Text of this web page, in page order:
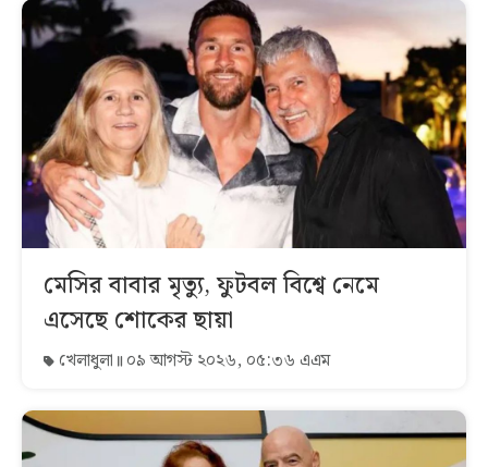
মেসির বাবার মৃত্যু, ফুটবল বিশ্বে নেমে
এসেছে শোকের ছায়া
খেলাধুলা ০৯ আগস্ট ২০২৬, ০৫:৩৬ এএম